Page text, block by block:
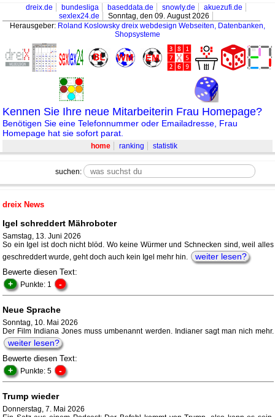
dreix.de bundesliga baseddata.de snowly.de
akuezufi.de
sexlex24.de
Sonntag, den 09. August 2026
Herausgeber: Roland Koslowsky dreix webdesign Webseiten, Datenbanken,
Shopsysteme
Kennen Sie Ihre neue Mitarbeiterin Frau Homepage?
Benötigen Sie eine Telefonnummer oder Emailadresse, Frau
Homepage hat sie sofort parat.
home ranking statistik
suchen:
dreix News
Igel schreddert Mähroboter
Samstag, 13. Juni 2026
So ein Igel ist doch nicht blöd. Wo keine Würmer und Schnecken sind, weil alles
geschreddert wurde, geht doch auch kein Igel mehr hin.
weiter lesen?
Bewerte diesen Text:
+ Punkte: 1 -
Neue Sprache
Sonntag, 10. Mai 2026
Der Film Indiana Jones muss umbenannt werden. Indianer sagt man nich mehr.
weiter lesen?
Bewerte diesen Text:
+ Punkte: 5 -
Trump wieder
Donnerstag, 7. Mai 2026